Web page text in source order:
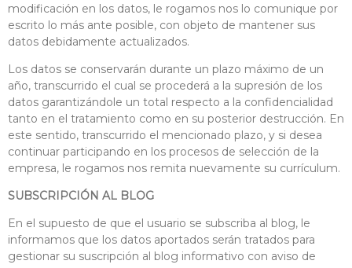
modificación en los datos, le rogamos nos lo comunique por
escrito lo más ante posible, con objeto de mantener sus
datos debidamente actualizados.
Los datos se conservarán durante un plazo máximo de un
año, transcurrido el cual se procederá a la supresión de los
datos garantizándole un total respecto a la confidencialidad
tanto en el tratamiento como en su posterior destrucción. En
este sentido, transcurrido el mencionado plazo, y si desea
continuar participando en los procesos de selección de la
empresa, le rogamos nos remita nuevamente su currículum.
SUBSCRIPCIÓN AL BLOG
En el supuesto de que el usuario se subscriba al blog, le
informamos que los datos aportados serán tratados para
gestionar su suscripción al blog informativo con aviso de